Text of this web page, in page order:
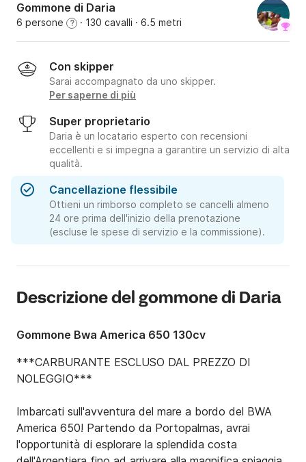
Gommone di Daria
6 persone ? · 130 cavalli · 6.5 metri
Con skipper
Sarai accompagnato da uno skipper.
Per saperne di più
Super proprietario
Daria è un locatario esperto con recensioni
eccellenti e si impegna a garantire un servizio di alta
qualità.
Cancellazione flessibile
Ottieni un rimborso completo se cancelli almeno
24 ore prima dell'inizio della prenotazione
(escluse le spese di servizio e la commissione).
Descrizione del gommone di Daria
Gommone Bwa America 650 130cv
***CARBURANTE ESCLUSO DAL PREZZO DI
NOLEGGIO***
Imbarcati sull'avventura del mare a bordo del BWA
America 650! Partendo da Portopalmas, avrai
l'opportunità di esplorare la splendida costa